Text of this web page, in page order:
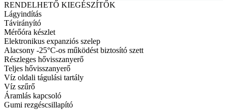
RENDELHETŐ KIEGÉSZÍTŐK
Lágyindítás
Távirányító
Mérőóra készlet
Elektronikus expanziós szelep
Alacsony -25°C-os működést biztosító szett
Részleges hővisszanyerő
Teljes hővisszanyerő
Víz oldali tágulási tartály
Víz szűrő
Áramlás kapcsoló
Gumi rezgéscsillapító